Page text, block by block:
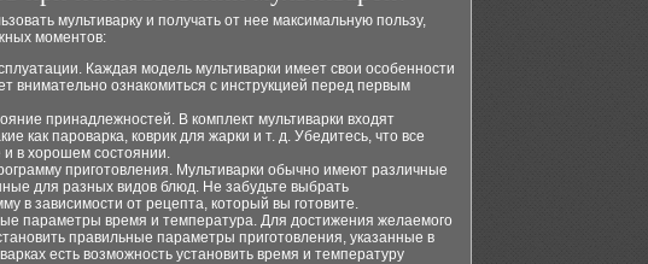
мультиварку и получать от нее максимальную пользу,
моментов:
Каждая модель мультиварки имеет свои особенности
внимательно ознакомиться с инструкцией перед первым
принадлежностей. В комплект мультиварки входят
как пароварка, коврик для жарки и т. д. Убедитесь, что все
в хорошем состоянии.
приготовления. Мультиварки обычно имеют различные
для разных видов блюд. Не забудьте выбрать
в зависимости от рецепта, который вы готовите.
параметры время и температура. Для достижения желаемого
правильные параметры приготовления, указанные в
есть возможность установить время и температуру